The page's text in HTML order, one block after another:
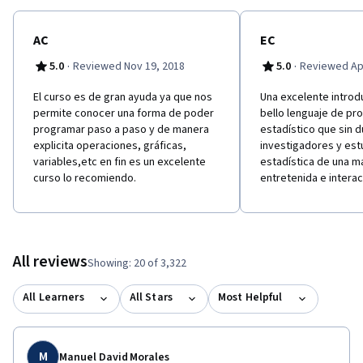
AC
5.0 · Reviewed Nov 19, 2018
El curso es de gran ayuda ya que nos
permite conocer una forma de poder
programar paso a paso y de manera
explicita operaciones, gráficas,
variables,etc en fin es un excelente
curso lo recomiendo.
EC
5.0 · Reviewed
Una excelente
bello lenguaje de
estadístico que sin
investigadores y
estadística de una
entretenida e
All reviewsShowing: 20 of 3,322
All Learners All Stars Most Helpful
M Manuel David Morales